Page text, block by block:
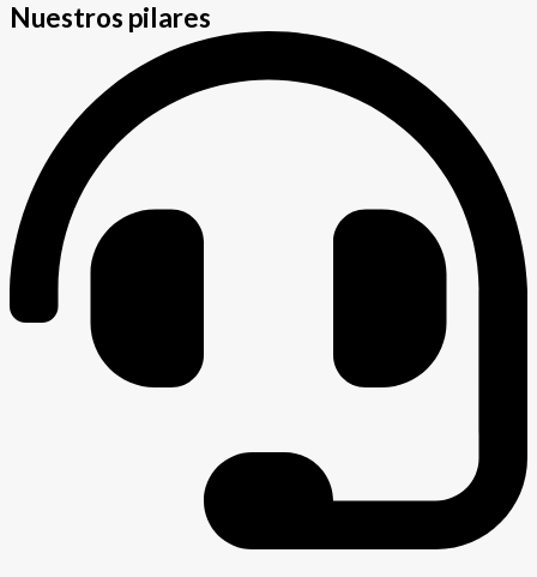
Nuestros pilares